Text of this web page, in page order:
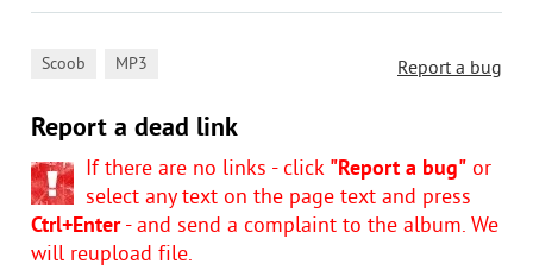
Report a bug
Scoob MP3
Report a dead link
If there are no links - click "Report a bug" or
select any text on the page text and press
Ctrl+Enter- and send a complaint to the album. We
will reupload file.